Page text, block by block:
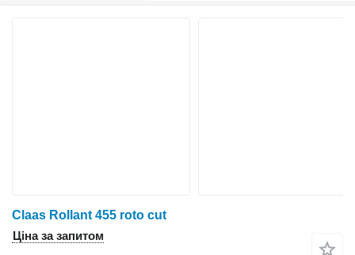
Claas Rollant 455 roto cut
Ціна за запитом